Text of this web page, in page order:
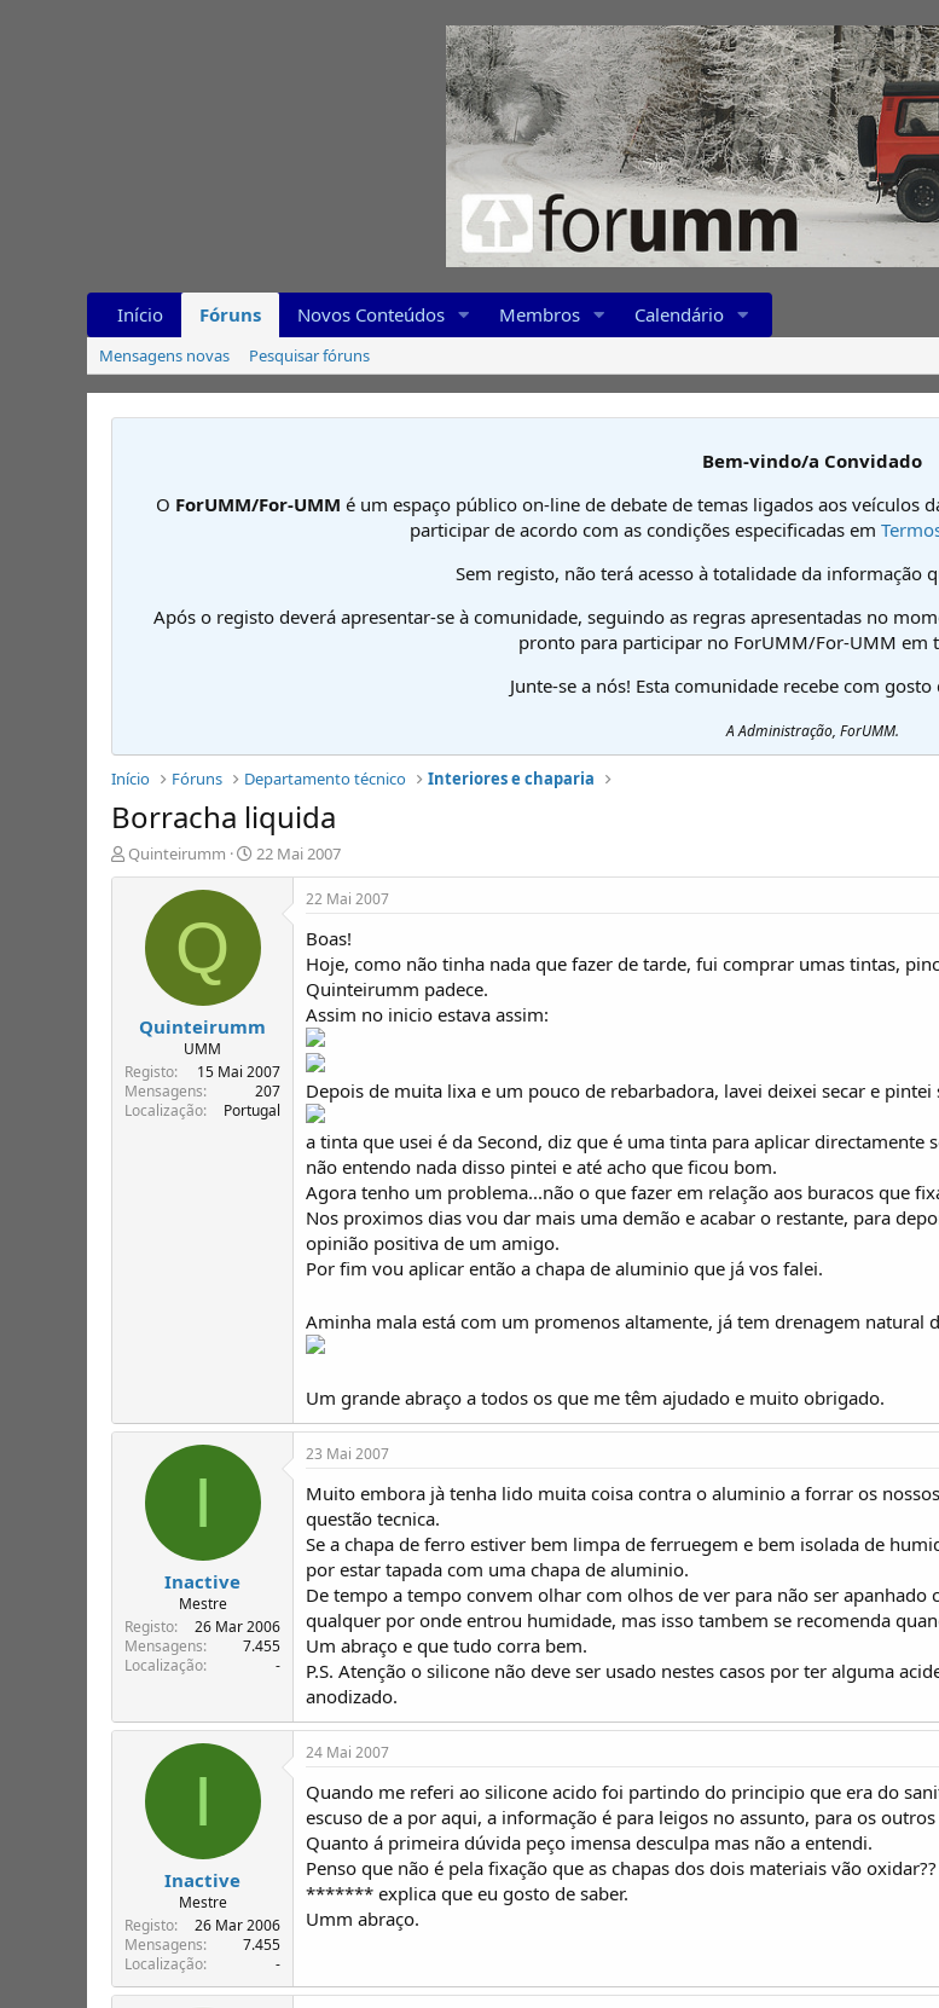
Início Fóruns Novos Conteúdos Membros Calendário
Mensagens novas Pesquisar fóruns
Bem-vindo/a Convidado
O ForUMM/For-UMM é um espaço público on-line de debate de temas ligados aos veículos
participar de acordo com as condições especificadas em
Sem registo, não terá acesso à totalidade da informação
Após o registo deverá apresentar-se à comunidade, seguindo as regras apresentadas no
pronto para participar no ForUMM/For-UMM em
Junte-se a nós! Esta comunidade recebe com
A Administração, ForUMM.
Início Fóruns Departamento técnico Interiores e chaparia
Borracha liquida
I
n
e
T
ó
Quinteirumm
D
a
a
d
e
í
i
o
22 Mai 2007
Q
Quinteirumm
UMM
Registo
15 Mai 2007
Mensagens
207
Localização
Portugal
22 Mai 2007
Boas!
Hoje, como não tinha nada que fazer de tarde, fui comprar umas tintas,
Quinteirumm padece.
Assim no inicio estava assim:
Depois de muita lixa e um pouco de rebarbadora, lavei deixei secar e
a tinta que usei é da Second, diz que é uma tinta para aplicar
não entendo nada disso pintei e até acho que ficou bom.
Agora tenho um problema...não o que fazer em relação aos buracos que
Nos proximos dias vou dar mais uma demão e acabar o restante, para
opinião positiva de um amigo.
Por fim vou aplicar então a chapa de aluminio que já vos falei.
Aminha mala está com um promenos altamente, já tem drenagem natural
Um grande abraço a todos os que me têm ajudado e muito obrigado.
I
Inactive
Mestre
Registo
26 Mar 2006
Mensagens
7.455
Localização
-
23 Mai 2007
Muito embora jà tenha lido muita coisa contra o aluminio a forrar os
questão tecnica.
Se a chapa de ferro estiver bem limpa de ferruegem e bem isolada de
por estar tapada com uma chapa de aluminio.
De tempo a tempo convem olhar com olhos de ver para não ser
qualquer por onde entrou humidade, mas isso tambem se recomenda
Um abraço e que tudo corra bem.
P.S. Atenção o silicone não deve ser usado nestes casos por ter alguma
anodizado.
I
Inactive
Mestre
Registo
26 Mar 2006
Mensagens
7.455
Localização
-
24 Mai 2007
Quando me referi ao silicone acido foi partindo do principio que era do
escuso de a por aqui, a informação é para leigos no assunto, para os outros
Quanto á primeira dúvida peço imensa desculpa mas não a entendi.
Penso que não é pela fixação que as chapas dos dois materiais vão oxidar??
******* explica que eu gosto de saber.
Umm abraço.